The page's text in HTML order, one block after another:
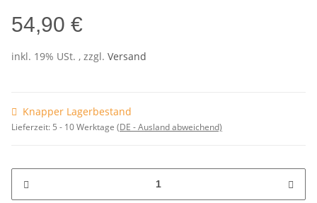
54,90 €
inkl. 19% USt. , zzgl. Versand
Knapper Lagerbestand
Lieferzeit: 5 - 10 Werktage (DE - Ausland abweichend)